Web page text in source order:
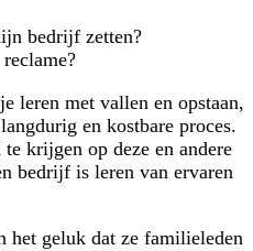
bedrijf zetten?
leren met vallen en opstaan,
en kostbare proces.
krijgen op deze en andere
bedrijf is leren van ervaren
het geluk dat ze familieleden